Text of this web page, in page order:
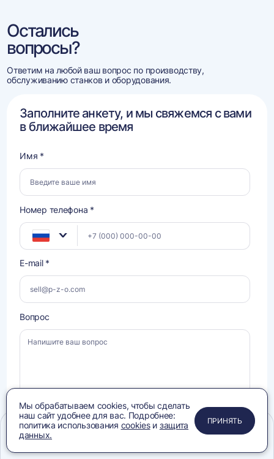
Остались
вопросы?
Ответим на любой ваш вопрос по производству,
обслуживанию станков и оборудования.
Заполните анкету, и мы свяжемся с вами
в ближайшее время
Имя *
Номер телефона *
E-mail *
Вопрос
согласиесогласен с условиямиПолитики конфиденциальности, ознакомлен с
ПРИМЕНИТЬ
ЗАКРЫТЬ
ЗАКРЫТЬ
ЗАКРЫТЬ
Мы обрабатываем cookies, чтобы сделать
наш сайт удобнее для вас. Подробнее:
политика использования cookiesи защита
данных.
ПРИНЯТЬ